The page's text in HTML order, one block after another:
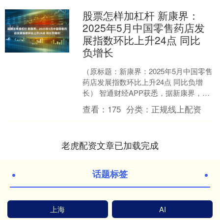
股票怎样加杠杆 新康界：
2025年5月中国零售药店发
展指数环比上升24点 同比
负增长
（原标题：新康界：2025年5月中国零售
药店发展指数环比上升24点 同比负增
长） 智通财经APP获悉，据新康界，零
售药店行业从5月开始进入了一年中的销
售淡季。数....
查看： 175 分类： 正规线上配资
老虎配资文章已加载完成
话题标签
上海 AI